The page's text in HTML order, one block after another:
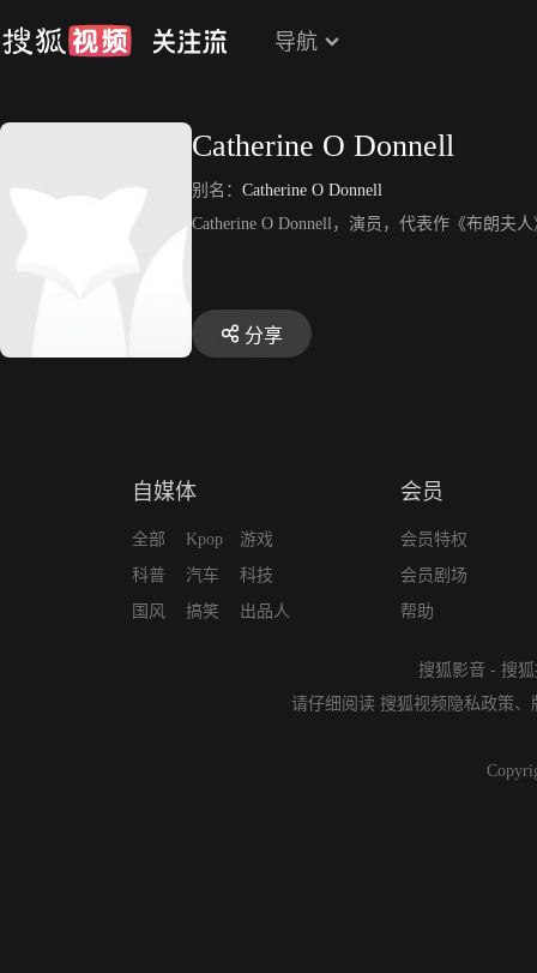
导航
Catherine O Donnell
别名： Catherine O Donnell
Catherine O Donnell，演员，代表作《布朗夫
分享
自媒体
全部
科普
国风
Kpop
汽车
搞笑
游戏
科技
出品人
会员
会员特权
会员剧场
帮助
搜狐影音 - 搜
请仔细阅读 搜狐视频隐私政策、